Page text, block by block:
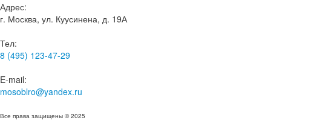
Адрес:
г. Москва, ул. Куусинена, д. 19А
Тел:
8 (495) 123-47-29
E-mail:
mosoblro@yandex.ru
Все права защищены © 2025